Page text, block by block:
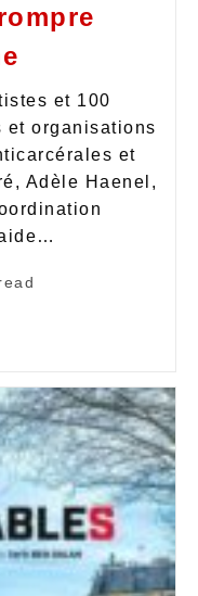
et 100
et organisations
et
Adèle Haenel,